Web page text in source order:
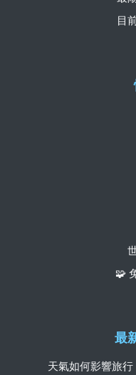
🧩
目
最
天氣如何影響旅